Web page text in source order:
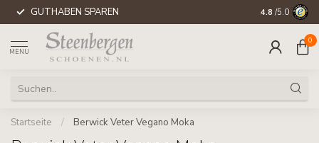
GUTHABEN SPAREN WELTWEITE
4.8 /5.0
MENU
0
Startseite / Berwick Veter Vegano Moka